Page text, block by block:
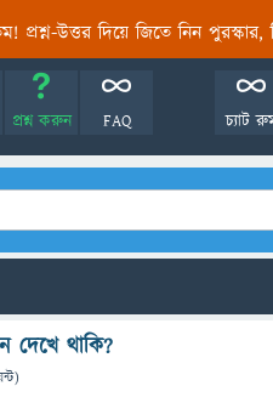
প্রশ্ন-উত্তর দিয়ে জিতে নিন পুরস্কার,
প্রশ্ন করুন FAQ চ্যাট
দেখে থাকি?